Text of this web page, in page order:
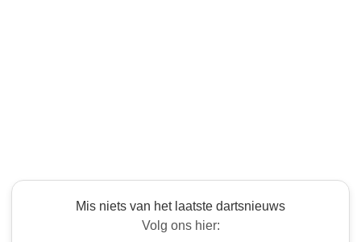
Mis niets van het laatste dartsnieuws
Volg ons hier: